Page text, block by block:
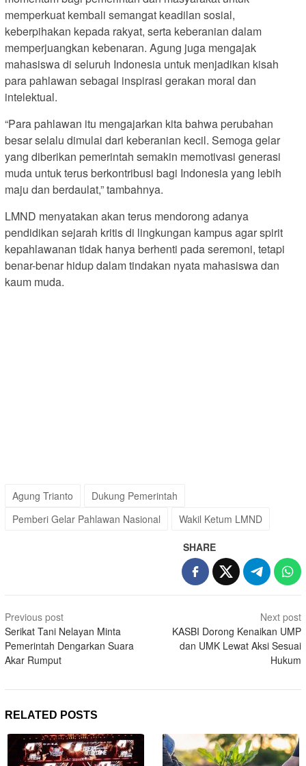
memperkuat kembali semangat keadilan sosial,
keberpihakan kepada rakyat, serta keberanian dalam
memperjuangkan kebenaran. Agung juga mengajak
mahasiswa di seluruh Indonesia untuk menjadikan kisah
para pahlawan sebagai inspirasi gerakan moral dan
intelektual.
“Para pahlawan itu mengajarkan kita bahwa perubahan
besar selalu dimulai dari keberanian kecil. Semoga gelar
yang diberikan pemerintah semakin memotivasi generasi
muda untuk terus berkontribusi bagi Indonesia yang lebih
maju dan berdaulat,” tambahnya.
LMND menyatakan akan terus mendorong adanya
pendidikan sejarah kritis di lingkungan kampus agar spirit
kepahlawanan tidak hanya berhenti pada seremoni, tetapi
benar-benar hidup dalam tindakan nyata mahasiswa dan
kaum muda.
Agung Trianto
Dukung Pemerintah
Pemberi Gelar Pahlawan Nasional
Wakil Ketum LMND
SHARE
Post
navigation
Previous post
Serikat Tani Nelayan Minta
Pemerintah Dengarkan Suara
Akar Rumput
Next post
KASBI Dorong Kenaikan UMP
dan UMK Lewat Aksi Sesuai
Hukum
RELATED POSTS